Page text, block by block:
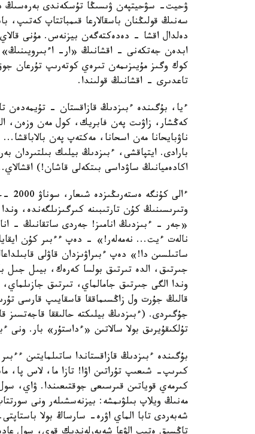
ۋحيت- سۋحيتپەن ۋىسىڭا تۇسكەندى بەرەسىڭ
سەنىڭ قولىڭنان باسقالارعا قىمباتتاپ كەتىپ،
دەلدال اقشا - دەدەكتەگەن بيزنەس. مۇنى
ابدەن جەتكەنى - اقشانىڭ «ار- اءبىرويىنىڭ»
كوك وگىز مۇيىزىمەن تىرەي كوتەرىپ تۇرعان
تاعدىرى - اقشانىڭ قولىندا.
ءيا، بۇگىندە ءبىزدىڭ قازاقستان - تۇيمەدەن
كەڭشار، زاۋىت پەن فابريك، كول مەن وزەن،
بارادى. ايتپاقشى، ءبىزدىڭ بيلىك بىلتىردان
اكادەميانىڭ ساۋداسى بىتكەلى قاشان!)
وتىرىسىنىڭ كۇن تارتىبىنە كىرگىزىلگەندە،
«جەر - ءبىزدىڭ انامىز! جەردى ساتقانىڭ -
نالەت ءيت... نەمەلەر!» - دەپ ءءبىر كۇن
جىرتىق، الدە تىرتىق بولسا كەرەك، بيىل جىل
وندا الگى جىرتىق جامالماي، تىرتىق
قالىڭ جۇرت ول زاڭسىماققا قاسقايىپ قارسى
جۇگىردى. (ءبىزدىڭ بيلىكتە حالىققا قاجەتسىز
تۇلكىقۇيرىق بولا سالاتىن «ءداستۇر» بار. ونى
بۇگىندە ءبىزدىڭ قازاقستاندا ساتىلمايتىن
كىرىپ- شىعىپ تۇراتىن اۋا! تازا ما، لاس پا،
كىرمەي قوياتىن قىرسىعى جوقتىعىندا. ۋاي،
مەنىڭ ويلاپ بىلۋىمشە: بيزنەسشىلەر ونى
شەبەردى تابا الماي اۋرە- سارساڭ بولا